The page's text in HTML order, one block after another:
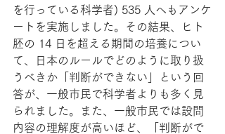
を行っている科学者) 535 人へもアンケ
ートを実施しました。その結果、ヒト
胚の 14 日を超える期間の培養につい
て、日本のルールでどのように取り扱
うべきか「判断ができない」という回
答が、一般市民で科学者よりも多く見
られました。また、一般市民では設問
内容の理解度が高いほど、「判断がで